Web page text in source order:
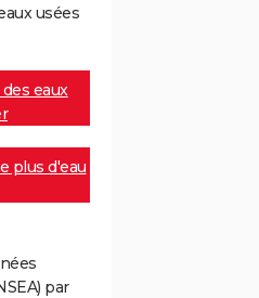
usées
eaux
plus d'eau
par